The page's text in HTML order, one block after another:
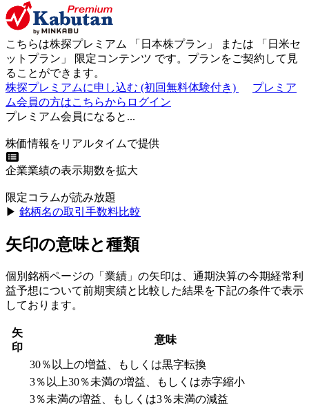
こちらは株探プレミアム 「 日本株プラン 」 または 「 日米セ
ットプラン 」 限定コンテンツ です。プランをご契約して見
ることができます。
株探プレミアムに申し込む (初回無料体験付き)
プレミア
ム会員の方はこちらからログイン
プレミアム会員になると...
株価情報をリアルタイムで提供
企業業績の表示期数を拡大
限定コラムが読み放題
▶︎ 銘柄名の取引手数料比較
矢印の意味と種類
個別銘柄ページの「業績」の矢印は、通期決算の今期経常利
益予想について前期実績と比較した結果を下記の条件で表示
しております。
矢
印
意味
30％以上の増益、もしくは黒字転換
3％以上30％未満の増益、もしくは赤字縮小
3％未満の増益、もしくは3％未満の減益